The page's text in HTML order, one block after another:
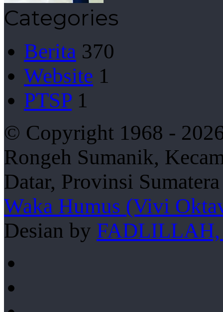
Categories
Berita 370
Website 1
PTSP 1
© Copyright 1968 -
Rongeh Sumanik,
Datar, Provinsi
Waka Humus (Vivi
Desian by